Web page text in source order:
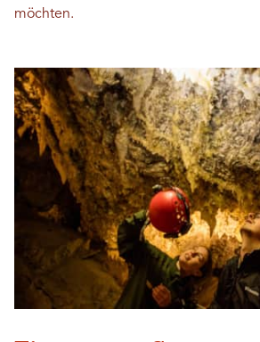
möchten.